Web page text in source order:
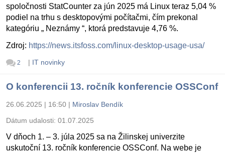
spoločnosti StatCounter za jún 2025 má Linux teraz 5,04 %
podiel na trhu s desktopovými počítačmi, čím prekonal
kategóriu „ Neznámy “, ktorá predstavuje 4,76 %.
Zdroj: https://news.itsfoss.com/linux-desktop-usage-usa/
2 | IT novinky
O konferencii 13. ročník konferencie OSSConf
26.06.2025 | 16:50 | Miroslav Bendík
Dátum udalosti: 01.07.2025
V dňoch 1. – 3. júla 2025 sa na Žilinskej univerzite
uskutoční 13. ročník konferencie OSSConf. Na webe je